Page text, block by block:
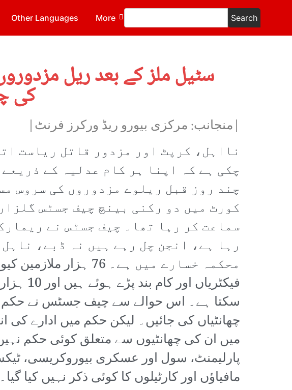
Other Languages More Search
سٹیل ملز کے بعد ریل
کی
|منجانب: مرکزی بیورو ریڈ ورکرز فرنٹ|
نااہل، کرپٹ اور مزدور قاتل ریاست
چکی ہے کہ اپنا ہر کام عدلیہ کے
چند روز قبل ریلوے مزدوروں کی سروس
کورٹ میں دو رکنی بینچ چیف جسٹس
سماعت کر رہا تھا۔ چیف جسٹس نے
رہا ہے، انجن چل رہے ہیں نہ ڈبے،
محکمہ خسارے میں ہے۔ 76
سکتا ہے۔ اس حوالے سے چیف جسٹس نے حکم
چھانٹیاں کی جائیں۔ لیکن حکم میں ادارے کی
میں ان کی چھانٹیوں سے متعلق کوئی حکم
پارلیمنٹ، سول اور عسکری بیوروکریسی،
مافیاؤں اور کارٹیلوں کا کوئی ذکر نہیں کیا گیا۔